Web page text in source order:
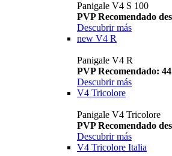
Panigale V4 S 100
PVP Recomendado
Descubrir más
new V4 R
Panigale V4 R
PVP Recomendado:
Descubrir más
V4 Tricolore
Panigale V4 Tricolore
PVP Recomendado
Descubrir más
V4 Tricolore Italia